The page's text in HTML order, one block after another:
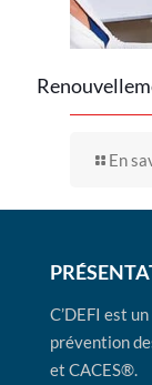
En
C’DEFI est
prévention
et CACES®.